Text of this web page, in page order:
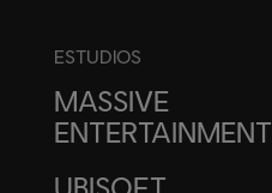
ESTUDIOS
MASSIVE
ENTERTAINMENT
UBISOFT